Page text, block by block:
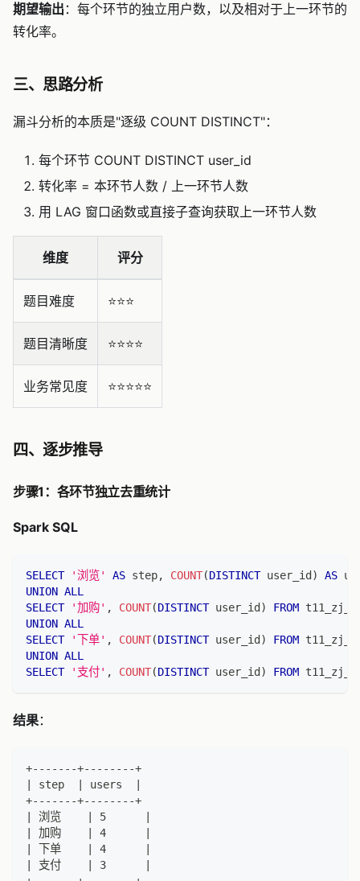
期望输出 ：每个环节的独立用户数，以及相对于上一环节的
转化率。
三、思路分析
漏斗分析的本质是"逐级 COUNT DISTINCT"：
每个环节 COUNT DISTINCT user_id
转化率 = 本环节人数 / 上一环节人数
用 LAG 窗口函数或直接子查询获取上一环节人数
维度 评分
题目难度 ⭐️⭐️⭐️
题目清晰度 ⭐️⭐️⭐️⭐️
业务常见度 ⭐️⭐️⭐️⭐️⭐️
四、逐步推导
步骤1：各环节独立去重统计
Spark SQL
SELECT '浏览' AS step, COUNT(DISTINCT user_id ) AS
UNION ALL
SELECT
'加购' , COUNT(DISTINCT user_id ) FROM
UNION ALL
SELECT
'下单' , COUNT(DISTINCT user_id ) FROM
UNION ALL
SELECT
'支付' , COUNT(DISTINCT user_id ) FROM
结果：
+-------+--------+
| step  | users  |
+-------+--------+
| 浏览    | 5      |
| 加购    | 4      |
| 下单    | 4      |
| 支付    | 3      |